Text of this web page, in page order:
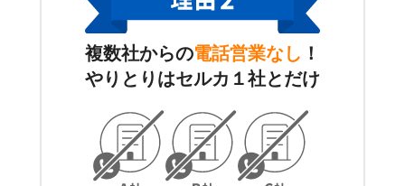
複数社からの電話営業なし ！
やりとりはセルカ１社とだけ